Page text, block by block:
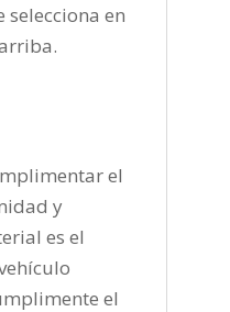
en
el
y
es el
el